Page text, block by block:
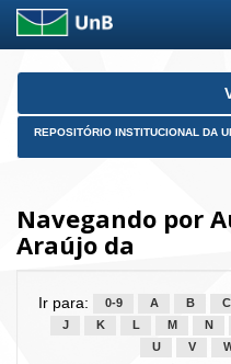
Skip
REPOSITÓRIO INSTITUCIONAL DA
Navegando por
Araújo da
Ir para: 0-9 A B C
J
K L M N
U
V